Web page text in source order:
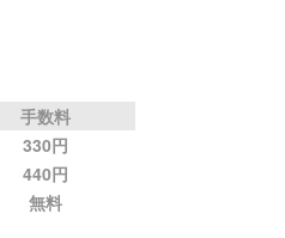
手数料
330円
440円
無料